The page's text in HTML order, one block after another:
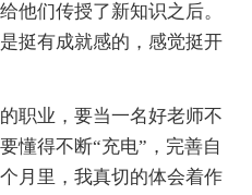
他们传授了新知识之后。
挺有成就感的，感觉挺开
业，要当一名好老师不
懂得不断“充电”，完善自
月里，我真切的体会着作